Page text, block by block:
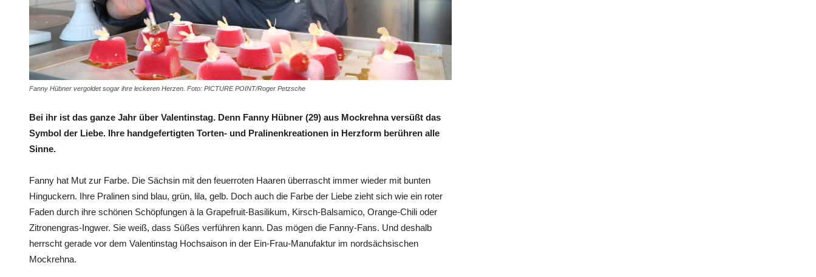
Fanny Hübner vergoldet sogar ihre leckeren Herzen. Foto: PICTURE POINT/Roger Petzsche
Bei ihr ist das ganze Jahr über Valentinstag. Denn Fanny Hübner (29) aus Mockrehna versüßt das
Symbol der Liebe. Ihre handgefertigten Torten- und Pralinenkreationen in Herzform berühren alle
Sinne.
Fanny hat Mut zur Farbe. Die Sächsin mit den feuerroten Haaren überrascht immer wieder mit bunten
Hinguckern. Ihre Pralinen sind blau, grün, lila, gelb. Doch auch die Farbe der Liebe zieht sich wie ein roter
Faden durch ihre schönen Schöpfungen à la Grapefruit-Basilikum, Kirsch-Balsamico, Orange-Chili oder
Zitronengras-Ingwer. Sie weiß, dass Süßes verführen kann. Das mögen die Fanny-Fans. Und deshalb
herrscht gerade vor dem Valentinstag Hochsaison in der Ein-Frau-Manufaktur im nordsächsischen
Mockrehna.